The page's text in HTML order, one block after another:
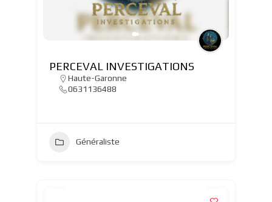
PERCEVAL INVESTIGATIONS
Haute-Garonne
0631136488
Généraliste